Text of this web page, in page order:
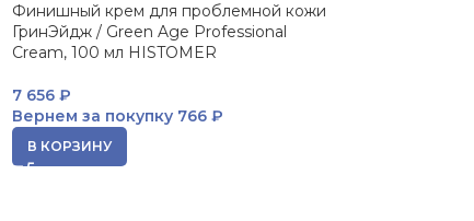
Финишный крем для проблемной кожи
ГринЭйдж / Green Age Professional
Cream, 100 мл HISTOMER
7 656 ₽
Вернем за покупку766 ₽
В КОРЗИНУ